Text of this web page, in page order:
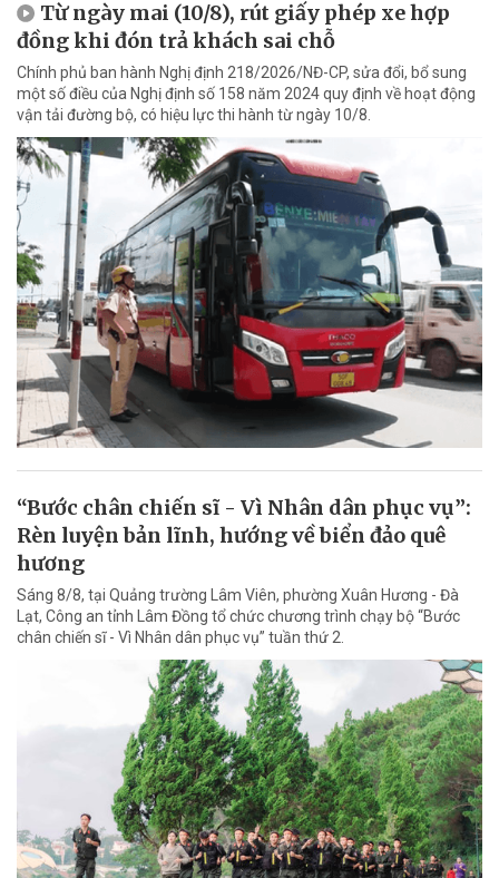
Từ ngày mai (10/8), rút giấy phép xe hợp
đồng khi đón trả khách sai chỗ
Chính phủ ban hành Nghị định 218/2026/NĐ-CP, sửa đổi, bổ sung
một số điều của Nghị định số 158 năm 2024 quy định về hoạt động
vận tải đường bộ, có hiệu lực thi hành từ ngày 10/8.
“Bước chân chiến sĩ - Vì Nhân dân phục vụ”:
Rèn luyện bản lĩnh, hướng về biển đảo quê
hương
Sáng 8/8, tại Quảng trường Lâm Viên, phường Xuân Hương - Đà
Lạt, Công an tỉnh Lâm Đồng tổ chức chương trình chạy bộ “Bước
chân chiến sĩ - Vì Nhân dân phục vụ” tuần thứ 2.